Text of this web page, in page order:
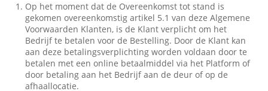
Op het moment dat de Overeenkomst tot stand is
gekomen overeenkomstig artikel 5.1 van deze Algemene
Voorwaarden Klanten, is de Klant verplicht om het
Bedrijf te betalen voor de Bestelling. Door de Klant kan
aan deze betalingsverplichting worden voldaan door te
betalen met een online betaalmiddel via het Platform of
door betaling aan het Bedrijf aan de deur of op de
afhaallocatie.